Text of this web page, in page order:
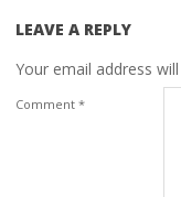
LEAVE A REPLY
Your email address
Comment *